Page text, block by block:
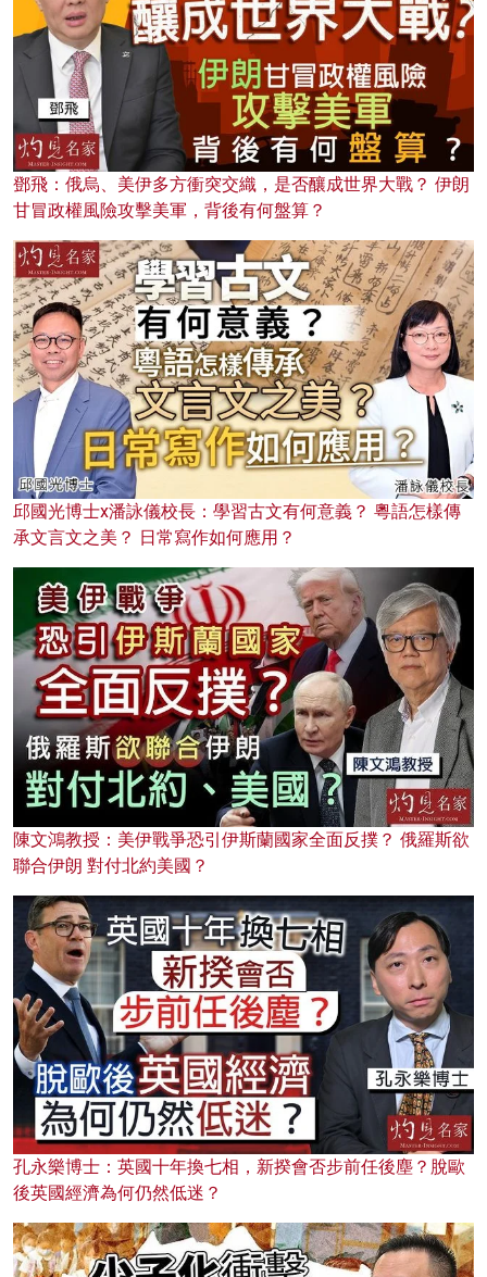
鄧飛：俄烏、美伊多方衝突交織，是否釀成世界大戰？ 伊朗
甘冒政權風險攻擊美軍，背後有何盤算？
邱國光博士x潘詠儀校長：學習古文有何意義？ 粵語怎樣傳
承文言文之美？ 日常寫作如何應用？
陳文鴻教授：美伊戰爭恐引伊斯蘭國家全面反撲？ 俄羅斯欲
聯合伊朗 對付北約美國？
孔永樂博士：英國十年換七相，新揆會否步前任後塵？脫歐
後英國經濟為何仍然低迷？